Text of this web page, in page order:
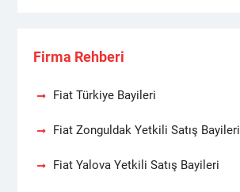
Firma Rehberi
Fiat Türkiye Bayileri
Fiat Zonguldak Yetkili Satış Bayileri
Fiat Yalova Yetkili Satış Bayileri